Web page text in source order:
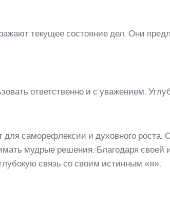
текущее состояние дел. Они
ответственно и с уважением.
саморефлексии и духовного роста.
мудрые решения. Благодаря своей
связь со своим истинным «я».